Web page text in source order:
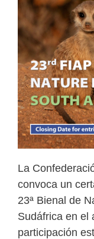
La
convoca un
23ª Bienal de
Sudáfrica en el
participación